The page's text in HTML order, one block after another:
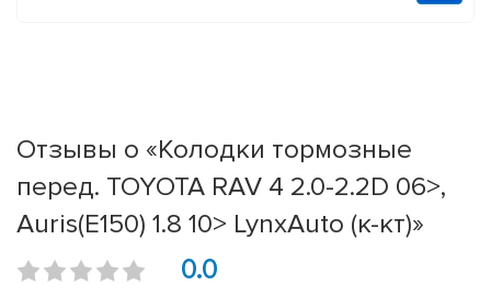
Отзывы о «Колодки тормозные
перед. TOYOTA RAV 4 2.0-2.2D 06>,
Auris(E150) 1.8 10> LynxAuto (к-кт)»
0.0